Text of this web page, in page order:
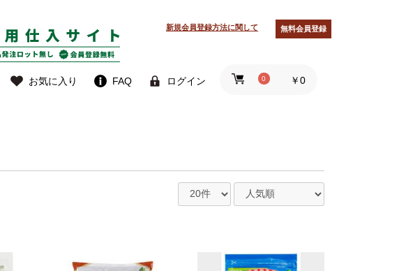
新規会員登録方法に関して 無料会員登録
お気に入り FAQ ログイン 0 ￥0